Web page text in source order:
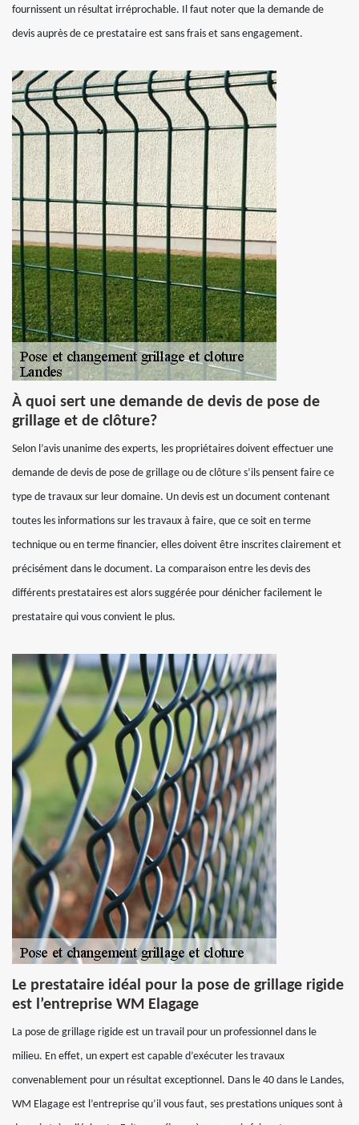
fournissent un résultat irréprochable. Il faut noter que la demande de
devis auprès de ce prestataire est sans frais et sans engagement.
À quoi sert une demande de devis de pose de
grillage et de clôture?
Selon l’avis unanime des experts, les propriétaires doivent effectuer une
demande de devis de pose de grillage ou de clôture s’ils pensent faire ce
type de travaux sur leur domaine. Un devis est un document contenant
toutes les informations sur les travaux à faire, que ce soit en terme
technique ou en terme financier, elles doivent être inscrites clairement et
précisément dans le document. La comparaison entre les devis des
différents prestataires est alors suggérée pour dénicher facilement le
prestataire qui vous convient le plus.
Le prestataire idéal pour la pose de grillage rigide
est l’entreprise WM Elagage
La pose de grillage rigide est un travail pour un professionnel dans le
milieu. En effet, un expert est capable d’exécuter les travaux
convenablement pour un résultat exceptionnel. Dans le 40 dans le Landes,
WM Elagage est l’entreprise qu’il vous faut, ses prestations uniques sont à